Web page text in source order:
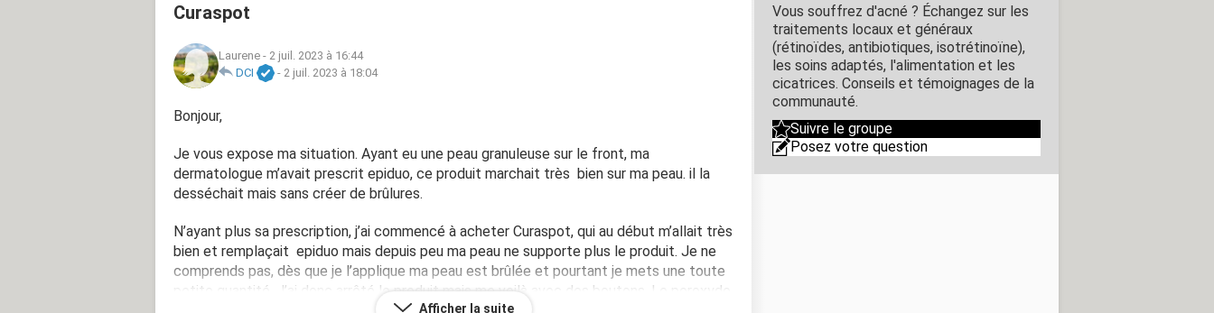
Curaspot
Laurene - 2 juil. 2023 à 16:44
DCI
- 2 juil. 2023 à 18:04
Bonjour,
Je vous expose ma situation. Ayant eu une peau granuleuse sur le front, ma
dermatologue m’avait prescrit epiduo, ce produit marchait très bien sur ma peau. il la
desséchait mais sans créer de brûlures.
N’ayant plus sa prescription, j’ai commencé à acheter Curaspot, qui au début m’allait très
bien et remplaçait epiduo mais depuis peu ma peau ne supporte plus le produit. Je ne
comprends pas, dès que je l’applique ma peau est brûlée et pourtant je mets une toute
petite quantité. J’ai donc arrêté le produit mais me voilà avec des boutons. Le peroxyde
Afficher la suite
Vous souffrez d'acné ? Échangez sur les
traitements locaux et généraux
(rétinoïdes, antibiotiques, isotrétinoïne),
les soins adaptés, l'alimentation et les
cicatrices. Conseils et témoignages de la
communauté.
Suivre le groupe
Posez votre question